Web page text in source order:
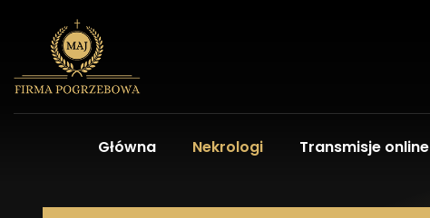
Główna Nekrologi Transmisje online